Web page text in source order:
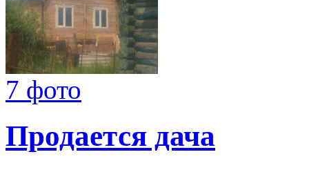
7 фото
Продается дача